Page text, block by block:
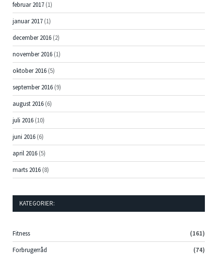
februar 2017 (1)
januar 2017 (1)
december 2016 (2)
november 2016 (1)
oktober 2016 (5)
september 2016 (9)
august 2016 (6)
juli 2016 (10)
juni 2016 (6)
april 2016 (5)
marts 2016 (8)
KATEGORIER:
Fitness
(161)
Forbrugerråd
(74)